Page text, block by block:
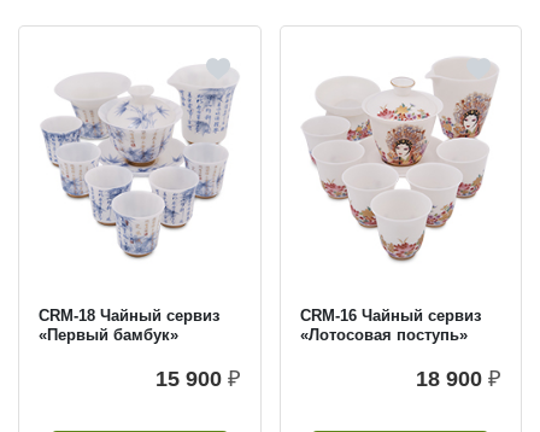
CRM-18 Чайный сервиз
«Первый бамбук»
15 900 ₽
CRM-16 Чайный сервиз
«Лотосовая поступь»
18 900 ₽